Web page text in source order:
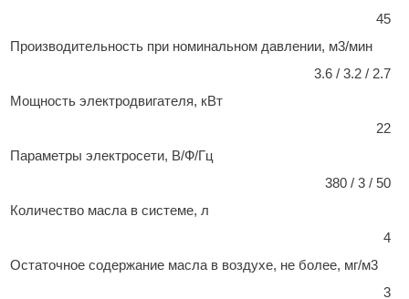
45
Производительность при номинальном давлении, м3/мин
3.6 / 3.2 / 2.7
Мощность электродвигателя, кВт
22
Параметры электросети, В/Ф/Гц
380 / 3 / 50
Количество масла в системе, л
4
Остаточное содержание масла в воздухе, не более, мг/м3
3